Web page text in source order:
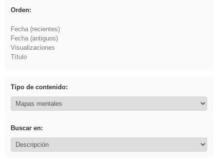
Orden:
Fecha (recientes)
Fecha (antiguos)
Visualizaciones
Título
Tipo de contenido:
Buscar en: